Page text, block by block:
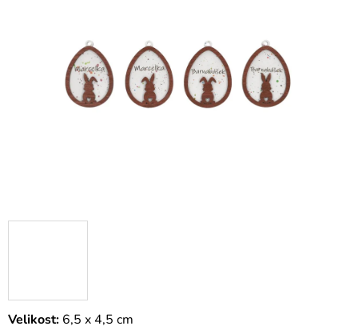
Velikost: 6,5 x 4,5 cm
hvězdiček.